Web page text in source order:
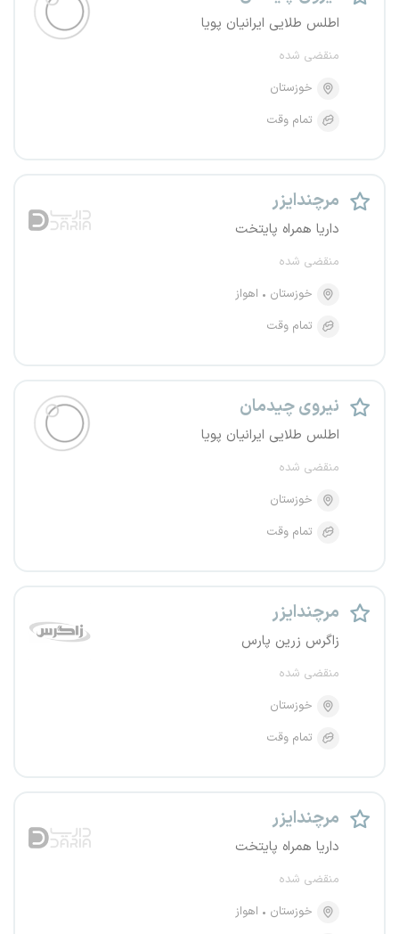
اطلس طلایی ایرانیان پویا
منقضی شده
خوزستان
تمام وقت
مرچندایزر
داریا همراه پایتخت
منقضی شده
خوزستان
اهواز
تمام وقت
نیروی چیدمان
اطلس طلایی ایرانیان پویا
منقضی شده
خوزستان
تمام وقت
مرچندایزر
زاگرس زرین پارس
منقضی شده
خوزستان
تمام وقت
مرچندایزر
داریا همراه پایتخت
منقضی شده
خوزستان
اهواز